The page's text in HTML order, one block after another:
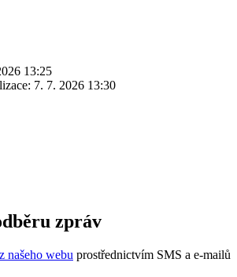
13:25
7. 7. 2026 13:30
zpráv
našeho webu prostřednictvím SMS a e-mailů